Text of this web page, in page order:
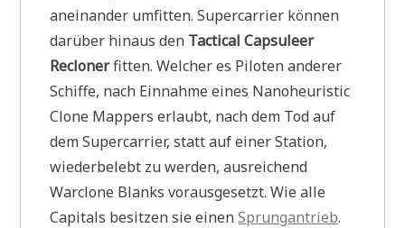
aneinander umfitten. Supercarrier können
darüber hinaus den Tactical Capsuleer
Reclonerfitten. Welcher es Piloten anderer
Schiffe, nach Einnahme eines Nanoheuristic
Clone Mappers erlaubt, nach dem Tod auf
dem Supercarrier, statt auf einer Station,
wiederbelebt zu werden, ausreichend
Warclone Blanks vorausgesetzt. Wie alle
Capitals besitzen sie einenSprungantrieb.